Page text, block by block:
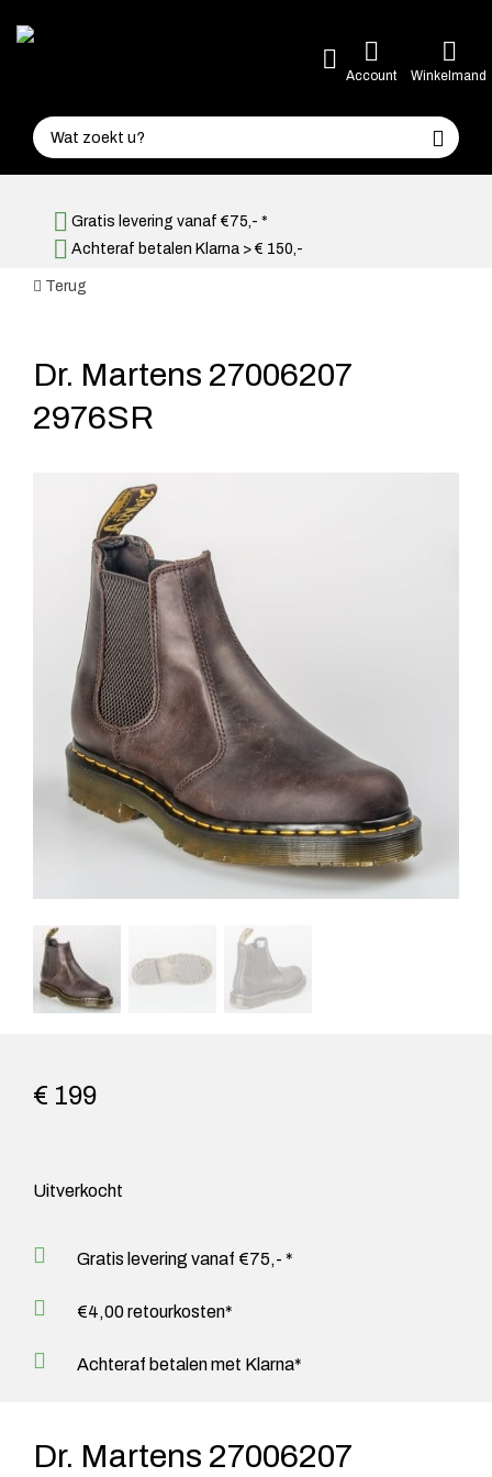
Account Winkelmand
Gratis levering vanaf €75,- *
Achteraf betalen Klarna > € 150,-
Terug
Dr. Martens 27006207
2976SR
€ 199
Uitverkocht
Gratis levering vanaf €75,- *
€4,00 retourkosten*
Achteraf betalen met Klarna*
Dr. Martens 27006207